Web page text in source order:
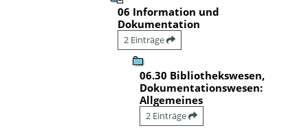
06 Information und
Dokumentation
2 Einträge
06.30 Bibliothekswesen,
Dokumentationswesen:
Allgemeines
2 Einträge